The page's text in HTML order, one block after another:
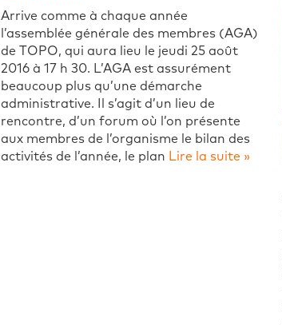
Arrive comme à chaque année
l’assemblée générale des membres (AGA)
de TOPO, qui aura lieu le jeudi 25 août
2016 à 17 h 30. L’AGA est assurément
beaucoup plus qu’une démarche
administrative. Il s’agit d’un lieu de
rencontre, d’un forum où l’on présente
aux membres de l’organisme le bilan des
activités de l’année, le plan Lire la suite »